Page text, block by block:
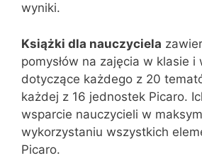
wyniki.
Książki dla nauczyciela
pomysłów na zajęcia w klasie i
dotyczące każdego z 20
każdej z 16 jednostek Picaro.
wsparcie nauczycieli w
wykorzystaniu wszystkich
Picaro.